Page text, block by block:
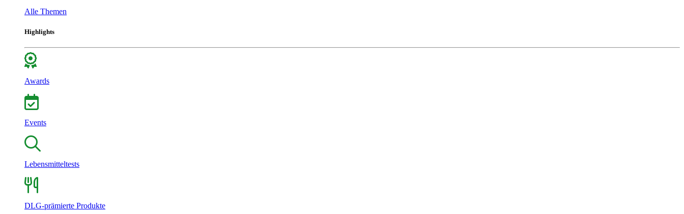
Alle Themen
Highlights
Awards
Events
Lebensmitteltests
DLG-prämierte Produkte